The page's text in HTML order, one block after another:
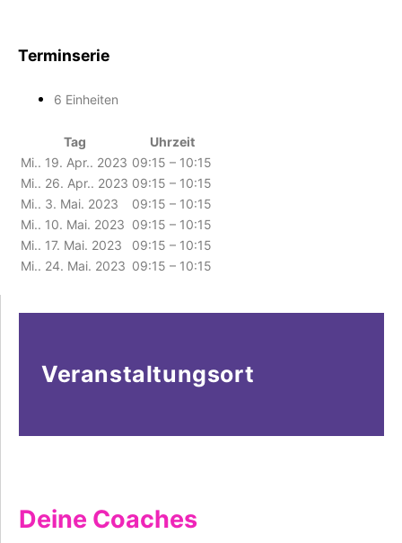
Terminserie
6 Einheiten
Tag
Uhrzeit
Mi.. 19. Apr.. 2023 09:15 – 10:15
Mi.. 26. Apr.. 2023 09:15 – 10:15
Mi.. 3. Mai. 2023
09:15 – 10:15
Mi.. 10. Mai. 2023 09:15 – 10:15
Mi.. 17. Mai. 2023
09:15 – 10:15
Mi.. 24. Mai. 2023 09:15 – 10:15
Veranstaltungsort
Deine Coaches